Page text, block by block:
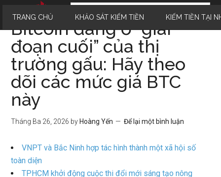
TRANG CHỦ KHẢO SÁT KIẾM TIỀN KIẾM TIỀN TẠI
Bitcoin đang ở “giai
đoạn cuối” của thị
trường gấu: Hãy theo
dõi các mức giá BTC
này
Tháng Ba 26, 2026 by Hoàng Yến Để lại một bình luận
VNPT và Bắc Ninh hợp tác hình thành một xã hội số
toàn diện
TPHCM khởi động cuộc thi đổi mới sáng tạo nông